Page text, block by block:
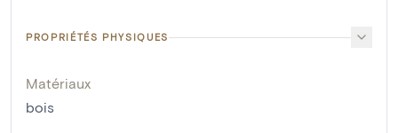
PROPRIÉTÉS PHYSIQUES
Matériaux
bois